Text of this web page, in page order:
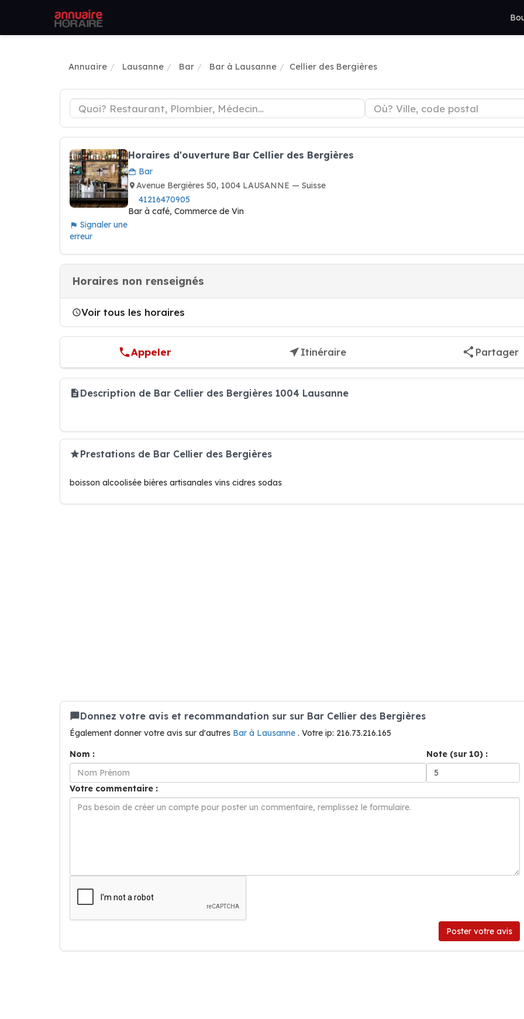
Annuaire Lausanne Bar Bar à Lausanne Cellier des Bergières
Signaler une
erreur
Horaires d'ouverture Bar Cellier des Bergières
Bar
Avenue Bergières 50, 1004 LAUSANNE — Suisse
41216470905
Bar à café, Commerce de Vin
Horaires non renseignés
Voir tous les horaires
Appeler Itinéraire Partager
Description de Bar Cellier des Bergières 1004 Lausanne
Prestations de Bar Cellier des Bergières
boisson alcoolisée bières artisanales vins cidres sodas
Donnez votre avis et recommandation sur sur Bar Cellier des Bergières
Également donner votre avis sur d'autres Bar à Lausanne . Votre ip: 216.73.216.165
Nom :
Note (sur 10) :
Votre commentaire :
Poster votre avis